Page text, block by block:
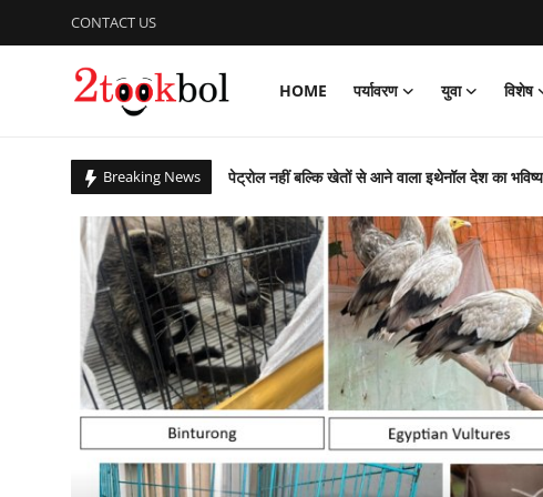
CONTACT US
HOME पर्यावरण युवा विशेष
Breaking News
पेट्रोल नहीं बल्कि खेतों से आने वाला इथेनॉल देश का भविष्य
कचरे से कंचन: कूड़े के पहाड़ को बना दिया राप्ती ईको पार्क
बिहार उपचुनाव : पीके जीते, भाजपा, लालू यादव और
आजादी के 79 वर्ष के उपलक्ष्य में एनसीसी ने किया
पीएम ने ‘नशा मुक्त युवा फॉर विकसित भारत संकल्प
ग्लासगो कॉमनवेल्थ खेलों में भारत मुक्केबाजों ने लगाई
संस्कार भारती, साहित्य विभाग की अवध प्रांत की प्रांतीय
गुरु पूर्णिमा : शिष्यों ने किया डॉ अजय का गुरुपूजन, रंगारंग
राष्ट्रीय शूटिंग में भास्कर नाथ पांडेय का शानदार प्रदर्शन